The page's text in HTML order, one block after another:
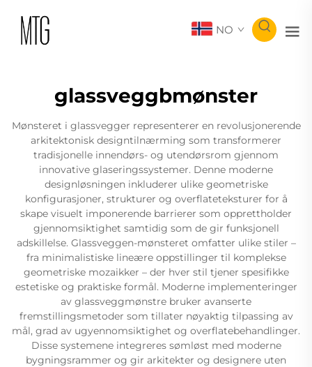
NO
glassveggbmønster
Mønsteret i glassvegger representerer en revolusjonerende
arkitektonisk designtilnærming som transformerer
tradisjonelle innendørs- og utendørsrom gjennom
innovative glaseringssystemer. Denne moderne
designløsningen inkluderer ulike geometriske
konfigurasjoner, strukturer og overflateteksturer for å
skape visuelt imponerende barrierer som opprettholder
gjennomsiktighet samtidig som de gir funksjonell
adskillelse. Glassveggen-mønsteret omfatter ulike stiler –
fra minimalistiske lineære oppstillinger til komplekse
geometriske mozaikker – der hver stil tjener spesifikke
estetiske og praktiske formål. Moderne implementeringer
av glassveggmønstre bruker avanserte
fremstillingsmetoder som tillater nøyaktig tilpassing av
mål, grad av ugyennomsiktighet og overflatebehandlinger.
Disse systemene integreres sømløst med moderne
bygningsrammer og gir arkitekter og designere uten